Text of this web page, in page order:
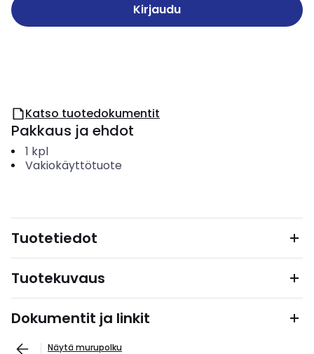
Kirjaudu
Katso tuotedokumentit
Pakkaus ja ehdot
1 kpl
Vakiokäyttötuote
Tuotetiedot
Tuotekuvaus
Dokumentit ja linkit
Näytä murupolku